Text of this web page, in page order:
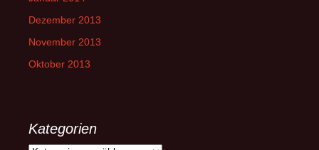
Dezember 2013
November 2013
Oktober 2013
Kategorien